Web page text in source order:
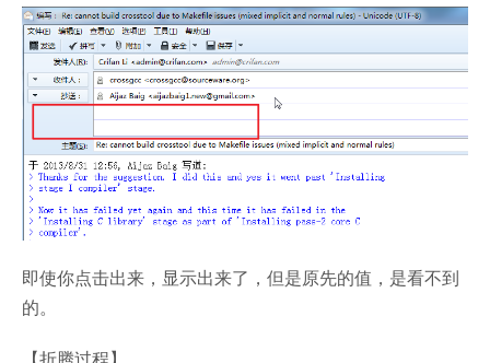
即使你点击出来，显示出来了，但是原先的值，是看不到
的。